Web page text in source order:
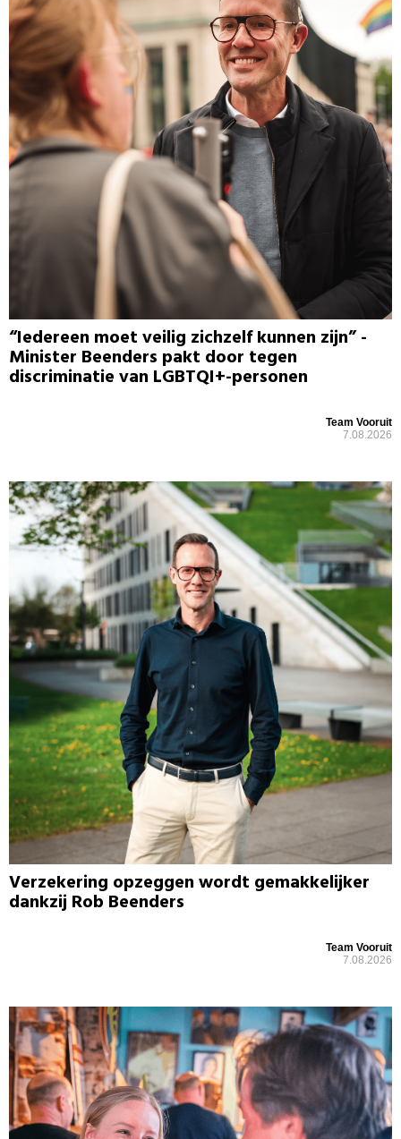
“Iedereen moet veilig zichzelf kunnen zijn” -
Minister Beenders pakt door tegen
discriminatie van LGBTQI+-personen
Team Vooruit
7.08.2026
Verzekering opzeggen wordt gemakkelijker
dankzij Rob Beenders
Team Vooruit
7.08.2026